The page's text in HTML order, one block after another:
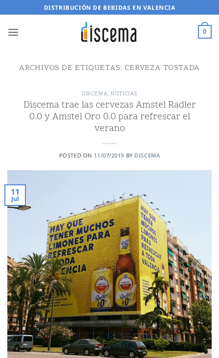
al
contenido
DISTRIBUCIÓN DE BEBIDAS EN VALENCIA
0
ARCHIVOS DE ETIQUETAS:CERVEZA TOSTADA
DISCEMA,NOTICIAS
Discema trae las cervezas Amstel Radler
0.0 y Amstel Oro 0.0 para refrescar el
verano
POSTED ON 11/07/2019 BY DISCEMA
11
Jul